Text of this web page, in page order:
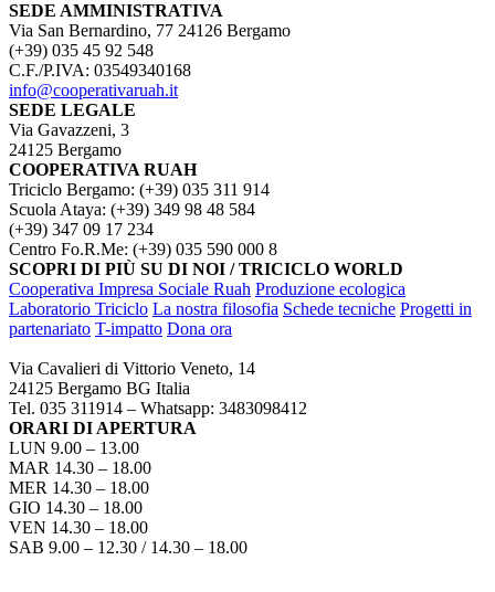
SEDE AMMINISTRATIVA
Via San Bernardino, 77 24126 Bergamo
(+39) 035 45 92 548
C.F./P.IVA: 03549340168
info@cooperativaruah.it
SEDE LEGALE
Via Gavazzeni, 3
24125 Bergamo
COOPERATIVA RUAH
Triciclo Bergamo: (+39) 035 311 914
Scuola Ataya: (+39) 349 98 48 584
(+39) 347 09 17 234
Centro Fo.R.Me: (+39) 035 590 000 8
SCOPRI DI PIÙ SU DI NOI / TRICICLO WORLD
Cooperativa Impresa Sociale Ruah Produzione ecologica
Laboratorio Triciclo La nostra filosofia Schede tecniche Progetti in
partenariato T-impatto Dona ora
Via Cavalieri di Vittorio Veneto, 14
24125 Bergamo BG Italia
Tel. 035 311914 – Whatsapp: 3483098412
ORARI DI APERTURA
LUN 9.00 – 13.00
MAR 14.30 – 18.00
MER 14.30 – 18.00
GIO 14.30 – 18.00
VEN 14.30 – 18.00
SAB 9.00 – 12.30 / 14.30 – 18.00